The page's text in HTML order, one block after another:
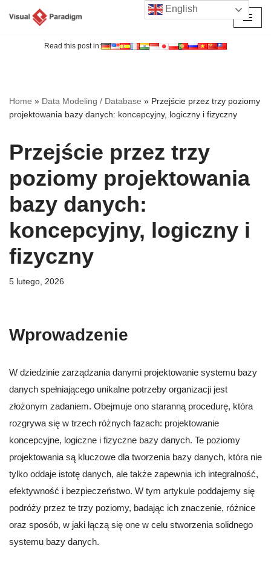
Read this post in:
Home » Data Modeling / Database » Przejście przez trzy poziomy
projektowania bazy danych: koncepcyjny, logiczny i fizyczny
Przejście przez trzy
poziomy projektowania
bazy danych:
koncepcyjny, logiczny i
fizyczny
5 lutego, 2026
Wprowadzenie
W dziedzinie zarządzania danymi projektowanie systemu bazy
danych spełniającego unikalne potrzeby organizacji jest
złożonym zadaniem. Obejmuje ono staranną procedurę, która
rozgrywa się w trzech różnych fazach: projektowanie
koncepcyjne, logiczne i fizyczne bazy danych. Te poziomy
projektowania są kluczowe dla tworzenia bazy danych, która nie
tylko oddaje istotę danych, ale także zapewnia ich integralność,
efektywność i bezpieczeństwo. W tym artykule poddajemy się
podróży przez te trzy poziomy, badając ich znaczenie, różnice
oraz sposób, w jaki łączą się one w celu stworzenia solidnego
systemu bazy danych.
English